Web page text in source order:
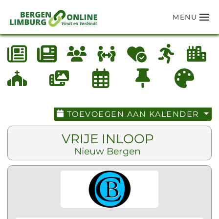
Terug naar hoofdinhoud
MENU
TOEVOEGEN AAN KALENDER
VRIJE INLOOP
Nieuw Bergen